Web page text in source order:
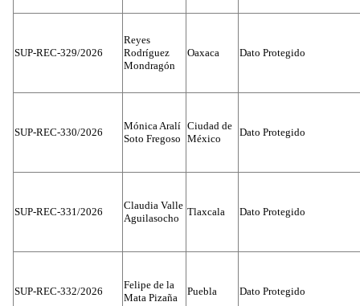
SUP-REC-329/2026
Reyes
Rodríguez
Mondragón
Oaxaca Dato Protegido
SUP-REC-330/2026
Mónica Aralí
Soto Fregoso
Ciudad de
México
Dato Protegido
SUP-REC-331/2026
Claudia Valle
Aguilasocho
Tlaxcala Dato Protegido
SUP-REC-332/2026
Felipe de la
Mata Pizaña
Puebla Dato Protegido